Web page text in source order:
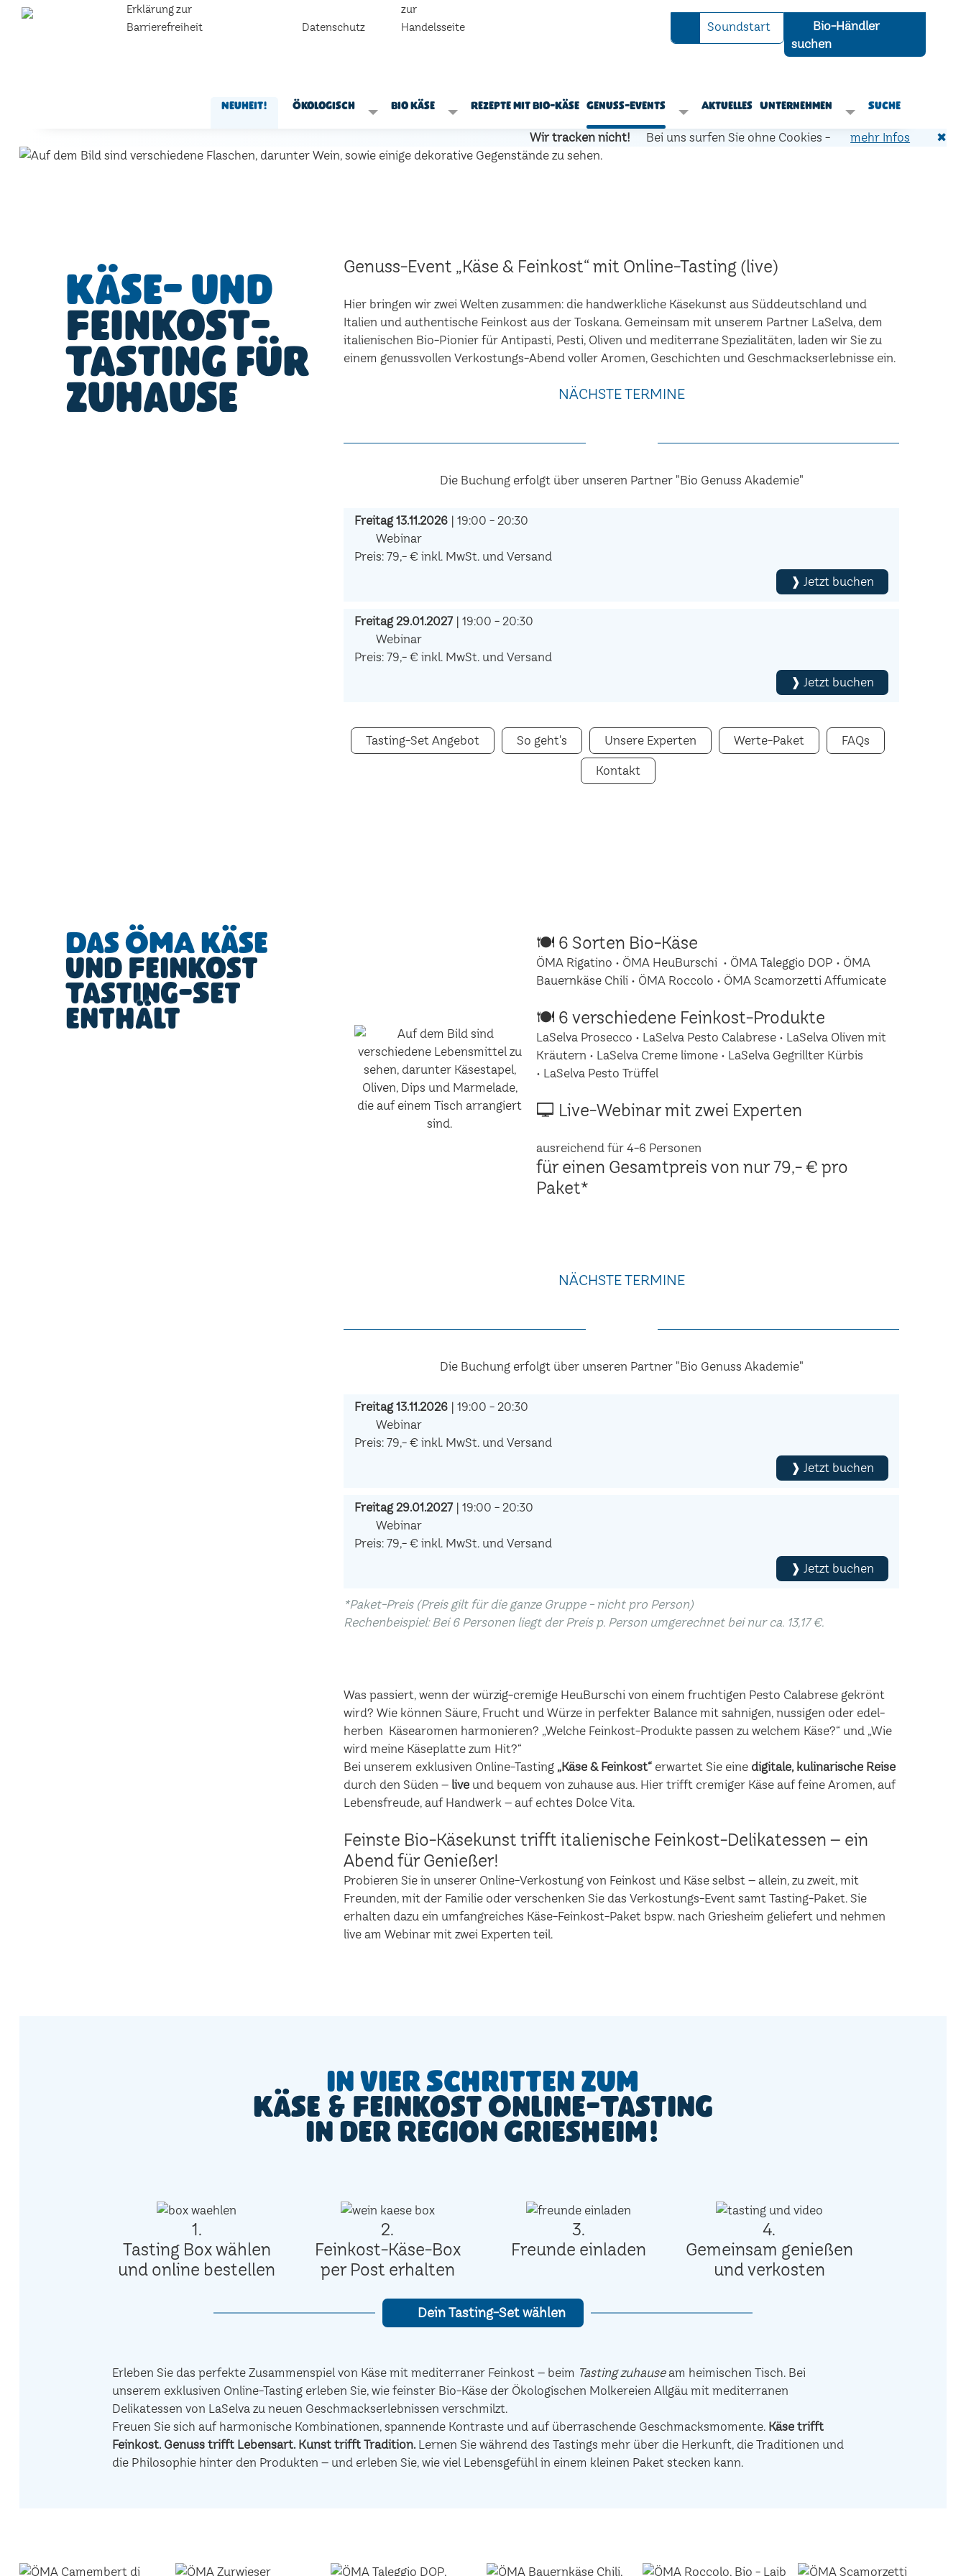
Erklärung zur
Barrierefreiheit
Datenschutz
zur
Handelsseite
Soundstart
Bio-Händler
suchen
Neuheit! Ökologisch Bio Käse Rezepte mit Bio-Käse Genuss-Events Aktuelles Unternehmen Suche
Wir tracken nicht! Bei uns surfen Sie ohne Cookies - mehr Infos ✖
Käse- und
Feinkost-
Tasting für
zuhause
Genuss-Event „Käse & Feinkost“ mit Online-Tasting (live)
Hier bringen wir zwei Welten zusammen: die handwerkliche Käsekunst aus Süddeutschland und
Italien und authentische Feinkost aus der Toskana. Gemeinsam mit unserem Partner LaSelva, dem
italienischen Bio-Pionier für Antipasti, Pesti, Oliven und mediterrane Spezialitäten, laden wir Sie zu
einem genussvollen Verkostungs-Abend voller Aromen, Geschichten und Geschmackserlebnisse ein.
NÄCHSTE TERMINE
Die Buchung erfolgt über unseren Partner "Bio Genuss Akademie"
Freitag 13.11.2026 | 19:00 - 20:30
Webinar
Preis: 79,- € inkl. MwSt. und Versand
❱ Jetzt buchen
Freitag 29.01.2027| 19:00 - 20:30
Webinar
Preis: 79,- € inkl. MwSt. und Versand
❱ Jetzt buchen
Tasting-Set Angebot So geht's Unsere Experten Werte-Paket FAQs
Kontakt
Das ÖMA Käse
und Feinkost
Tasting-Set
enthält
🍽 6 Sorten Bio-Käse
ÖMA Rigatino • ÖMA HeuBurschi • ÖMA Taleggio DOP • ÖMA
Bauernkäse Chili • ÖMA Roccolo • ÖMA Scamorzetti Affumicate
🍽 6 verschiedene Feinkost-Produkte
LaSelva Prosecco • LaSelva Pesto Calabrese • LaSelva Oliven mit
Kräutern • LaSelva Creme limone • LaSelva Gegrillter Kürbis
• LaSelva Pesto Trüffel
🖵 Live-Webinar mit zwei Experten
ausreichend für 4-6 Personen
für einen Gesamtpreis von nur 79,- € pro
Paket*
NÄCHSTE TERMINE
Die Buchung erfolgt über unseren Partner "Bio Genuss Akademie"
Freitag 13.11.2026 | 19:00 - 20:30
Webinar
Preis: 79,- € inkl. MwSt. und Versand
❱ Jetzt buchen
Freitag 29.01.2027| 19:00 - 20:30
Webinar
Preis: 79,- € inkl. MwSt. und Versand
❱ Jetzt buchen
*Paket-Preis (Preis gilt für die ganze Gruppe - nicht pro Person)
Rechenbeispiel: Bei 6 Personen liegt der Preis p. Person umgerechnet bei nur ca. 13,17 €.
Was passiert, wenn der würzig-cremige HeuBurschi von einem fruchtigen Pesto Calabrese gekrönt
wird? Wie können Säure, Frucht und Würze in perfekter Balance mit sahnigen, nussigen oder edel-
herben Käsearomen harmonieren? „Welche Feinkost-Produkte passen zu welchem Käse?“ und „Wie
wird meine Käseplatte zum Hit?“
Bei unserem exklusiven Online-Tasting „Käse & Feinkost“ erwartet Sie eine digitale, kulinarische Reise
durch den Süden – live und bequem von zuhause aus. Hier trifft cremiger Käse auf feine Aromen, auf
Lebensfreude, auf Handwerk – auf echtes Dolce Vita.
Feinste Bio-Käsekunst trifft italienische Feinkost-Delikatessen – ein
Abend für Genießer!
Probieren Sie in unserer Online-Verkostung von Feinkost und Käse selbst – allein, zu zweit, mit
Freunden, mit der Familie oder verschenken Sie das Verkostungs-Event samt Tasting-Paket. Sie
erhalten dazu ein umfangreiches Käse-Feinkost-Paket bspw. nach Griesheim geliefert und nehmen
live am Webinar mit zwei Experten teil.
In vier Schritten zum
Käse & Feinkost Online-Tasting
in der Region Griesheim!
1.
Tasting Box wählen
und online bestellen
2.
Feinkost-Käse-Box
per Post erhalten
3.
Freunde einladen
4.
Gemeinsam genießen
und verkosten
Dein Tasting-Set wählen
Erleben Sie das perfekte Zusammenspiel von Käse mit mediterraner Feinkost – beim Tasting zuhauseam heimischen Tisch. Bei
unserem exklusiven Online-Tasting erleben Sie, wie feinster Bio-Käse der Ökologischen Molkereien Allgäu mit mediterranen
Delikatessen von LaSelva zu neuen Geschmackserlebnissen verschmilzt.
Freuen Sie sich auf harmonische Kombinationen, spannende Kontraste und auf überraschende Geschmacksmomente. Käse trifft
Feinkost. Genuss trifft Lebensart. Kunst trifft Tradition.Lernen Sie während des Tastings mehr über die Herkunft, die Traditionen und
die Philosophie hinter den Produkten – und erleben Sie, wie viel Lebensgefühl in einem kleinen Paket stecken kann.